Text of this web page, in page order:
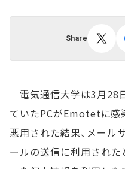
Share
電気通信大学は3月28
ていたPCがEmotetに感
悪用された結果、メー
ールの送信に利用された